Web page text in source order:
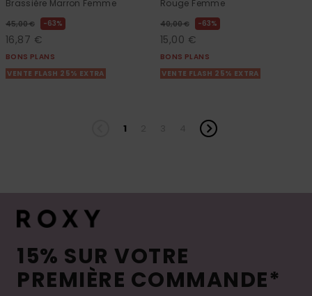
Brassière Marron Femme
45,00 € 63%
16,87 €
BONS PLANS
VENTE FLASH 25% EXTRA
Rouge Femme
40,00 € 63%
15,00 €
BONS PLANS
VENTE FLASH 25% EXTRA
1
15% SUR VOTRE
PREMIÈRE COMMANDE*